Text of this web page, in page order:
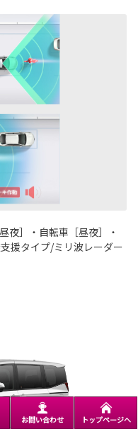
夜］・自転車［昼夜］・
援タイプ/ミリ波レーダー
お問い合わせ トップページへ